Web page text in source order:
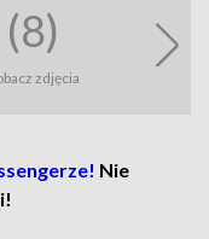
(8)
zdjęcia
Nie